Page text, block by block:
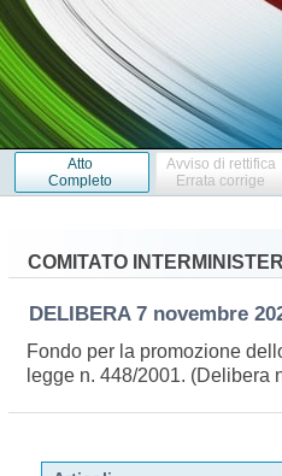
Atto
Completo
Avviso di rettifica
Errata corrige
COMITATO
DELIBERA 7 novembre
Fondo per la promozione
legge n. 448/2001. (Delibera